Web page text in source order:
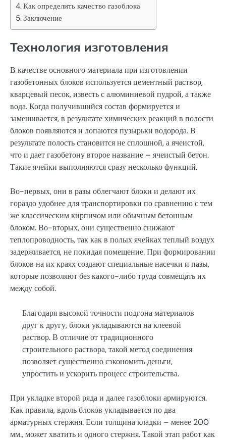
Как определить качество газоблока
Заключение
Технология изготовления
В качестве основного материала при изготовлении
газобетонных блоков используется цементный раствор,
кварцевый песок, известь с алюминиевой пудрой, а также
вода. Когда получившийся состав формируется и
замешивается, в результате химических реакций в полости
блоков появляются и лопаются пузырьки водорода. В
результате полость становится не сплошной, а ячеистой,
что и дает газобетону второе название – ячеистый бетон.
Такие ячейки выполняются сразу несколько функций.
Во-первых, они в разы облегчают блоки и делают их
гораздо удобнее для транспортировки по сравнению с тем
же классическим кирпичом или обычным бетонным
блоком. Во-вторых, они существенно снижают
теплопроводность, так как в полых ячейках теплый воздух
задерживается, не покидая помещение. При формировании
блоков на их краях создают специальные насечки и пазы,
которые позволяют без какого-либо труда совмещать их
между собой.
Благодаря высокой точности подгона материалов
друг к другу, блоки укладываются на клеевой
раствор. В отличие от традиционного
строительного раствора, такой метод соединения
позволяет существенно сэкономить деньги,
упростить и ускорить процесс строительства.
При укладке второй ряда и далее газоблоки армируются.
Как правила, вдоль блоков укладывается по два
арматурных стержня. Если толщина кладки – менее 200
мм., может хватить и одного стержня. Такой этап работ как